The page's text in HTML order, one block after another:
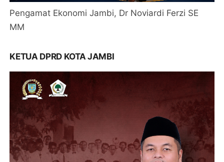
Pengamat Ekonomi Jambi, Dr Noviardi Ferzi SE
MM
KETUA DPRD KOTA JAMBI